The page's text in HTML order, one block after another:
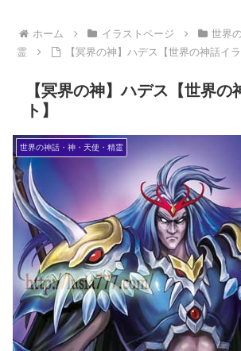
ホーム イラストページ
世界
霊
【冥界の神】ハデス【世界の神話イラ
【冥界の神】ハデス【世界の
ト】
世界の神話・神・天使・精霊